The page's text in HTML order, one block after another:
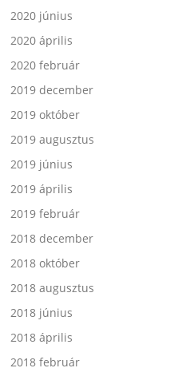
2020 június
2020 április
2020 február
2019 december
2019 október
2019 augusztus
2019 június
2019 április
2019 február
2018 december
2018 október
2018 augusztus
2018 június
2018 április
2018 február